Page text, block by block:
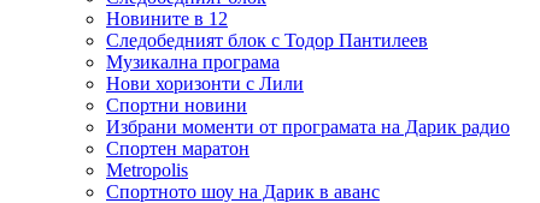
Новините в 12
Следобедният блок с Тодор Пантилеев
Музикална програма
Нови хоризонти с Лили
Спортни новини
Избрани моменти от програмата на Дарик радио
Спортен маратон
Metropolis
Спортното шоу на Дарик в аванс